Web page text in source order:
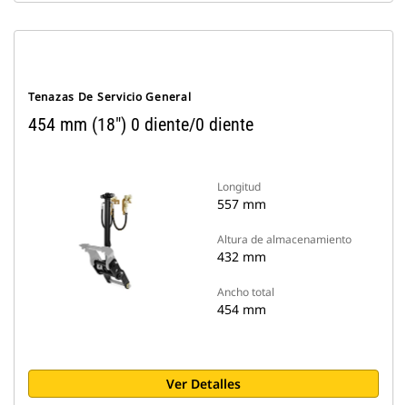
Tenazas De Servicio General
454 mm (18") 0 diente/0 diente
Longitud
557 mm
Altura de almacenamiento
432 mm
Ancho total
454 mm
Ver Detalles